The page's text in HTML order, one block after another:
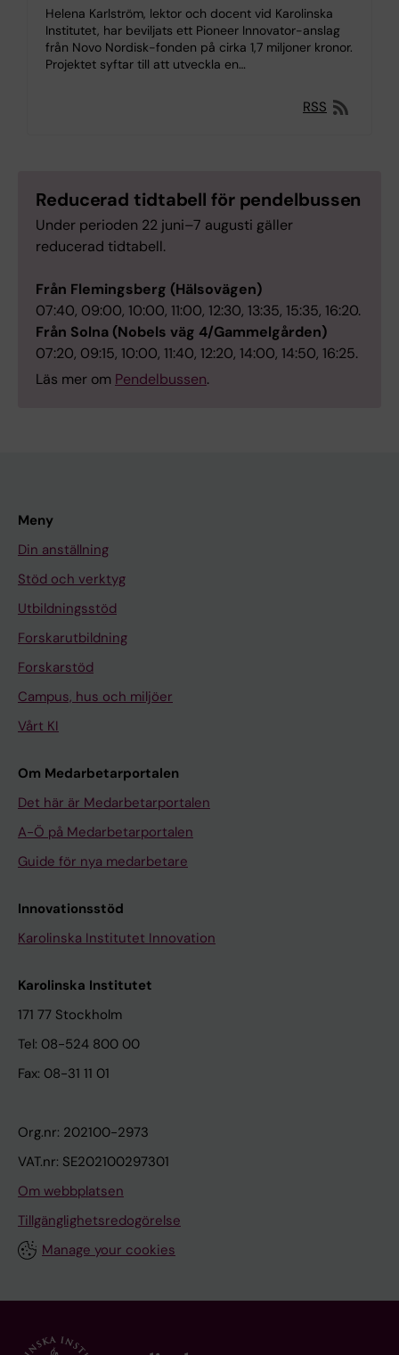
Helena Karlström, lektor och docent vid Karolinska
Institutet, har beviljats ett Pioneer Innovator-anslag
från Novo Nordisk-fonden på cirka 1,7 miljoner kronor.
Projektet syftar till att utveckla en…
RSS
Reducerad tidtabell för pendelbussen
Under perioden 22 juni–7 augusti gäller
reducerad tidtabell.
Från Flemingsberg (Hälsovägen)
07:40, 09:00, 10:00, 11:00, 12:30, 13:35, 15:35, 16:20.
Från Solna (Nobels väg 4/Gammelgården)
07:20, 09:15, 10:00, 11:40, 12:20, 14:00, 14:50, 16:25.
Läs mer om Pendelbussen.
Meny
Din anställning
Stöd och verktyg
Utbildningsstöd
Forskarutbildning
Forskarstöd
Campus, hus och miljöer
Vårt KI
Om Medarbetarportalen
Det här är Medarbetarportalen
A-Ö på Medarbetarportalen
Guide för nya medarbetare
Innovationsstöd
Karolinska Institutet Innovation
Karolinska Institutet
171 77 Stockholm
Tel: 08-524 800 00
Fax: 08-31 11 01
Org.nr: 202100-2973
VAT.nr: SE202100297301
Om webbplatsen
Tillgänglighetsredogörelse
Manage your cookies